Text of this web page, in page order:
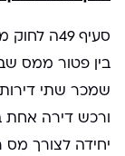
סעיף 49ה
בין פטור ממס
שמכר שתי
יחידה לצורך מס